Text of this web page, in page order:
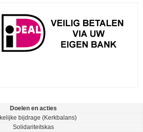
Doelen en acties
bijdrage (Kerkbalans)
Solidariteitskas